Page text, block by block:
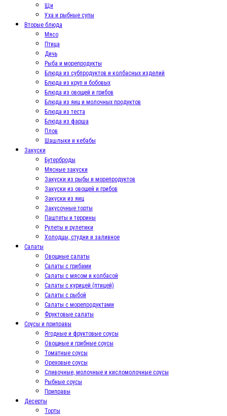
Щи
Уха и рыбные супы
Вторые блюда
Мясо
Птица
Дичь
Рыба и морепродукты
Блюда из субпродуктов и колбасных изделий
Блюда из круп и бобовых
Блюда из овощей и грибов
Блюда из яиц и молочных продуктов
Блюда из теста
Блюда из фарша
Плов
Шашлыки и кебабы
Закуски
Бутерброды
Мясные закуски
Закуски из рыбы и морепродуктов
Закуски из овощей и грибов
Закуски из яиц
Закусочные торты
Паштеты и террины
Рулеты и рулетики
Холодцы, студни и заливное
Салаты
Овощные салаты
Салаты с грибами
Салаты с мясом и колбасой
Салаты с курицей (птицей)
Салаты с рыбой
Салаты с морепродуктами
Фруктовые салаты
Соусы и приправы
Ягодные и фруктовые соусы
Овощные и грибные соусы
Томатные соусы
Ореховые соусы
Сливочные, молочные и кисломолочные соусы
Рыбные соусы
Приправы
Десерты
Торты